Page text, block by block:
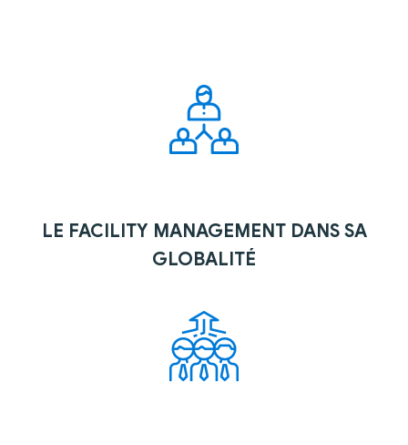
LE FACILITY MANAGEMENT DANS SA
GLOBALITÉ